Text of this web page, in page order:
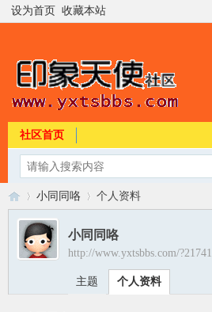
设为首页 收藏本站
社区首页
›
小同同咯 个人资料
小同同咯
http://www.yxtsbbs.com/?21741
主题 个人资料